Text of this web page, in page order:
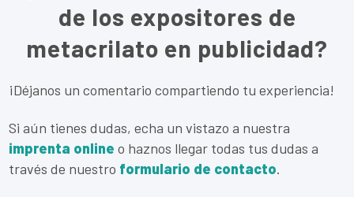
de los expositores de
metacrilato en publicidad?
¡Déjanos un comentario compartiendo tu experiencia!
Si aún tienes dudas, echa un vistazo a nuestra
imprenta online o haznos llegar todas tus dudas a
través de nuestro formulario de contacto.